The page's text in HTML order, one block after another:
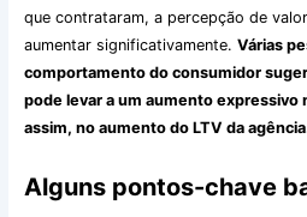
que contrataram, a percepção de
aumentar significativamente. Várias
comportamento do consumidor
pode levar a um aumento expressivo
assim, no aumento do LTV da
Alguns pontos-chave